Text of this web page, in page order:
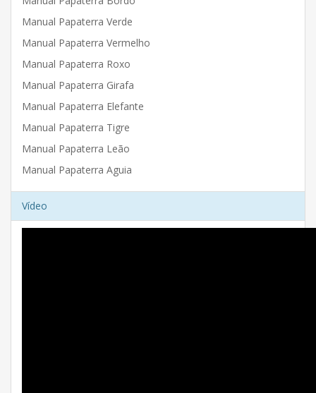
Manual Papaterra Verde
Manual Papaterra Vermelho
Manual Papaterra Roxo
Manual Papaterra Girafa
Manual Papaterra Elefante
Manual Papaterra Tigre
Manual Papaterra Leão
Manual Papaterra Aguia
Vídeo